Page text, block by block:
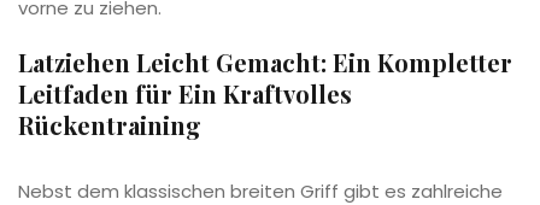
vorne zu ziehen.
Latziehen Leicht Gemacht: Ein Kompletter
Leitfaden für Ein Kraftvolles
Rückentraining
Nebst dem klassischen breiten Griff gibt es zahlreiche